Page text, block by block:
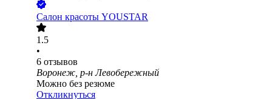
Салон красоты YOUSTAR
1.5
•
6 отзывов
Воронеж, р-н Левобережный
Можно без резюме
Откликнуться